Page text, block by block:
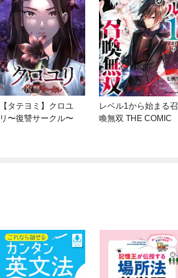
【タテヨミ】クロユ
リ〜復讐サークル〜
レベル1から始まる召
喚無双 THE COMIC